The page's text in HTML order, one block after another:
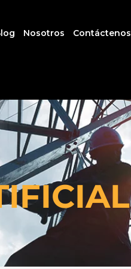
Nosotros Contáctenos